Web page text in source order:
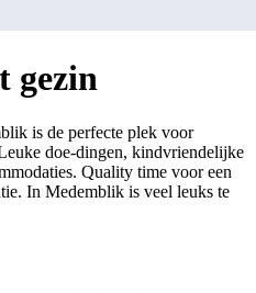
gezin
is de perfecte plek voor
doe-dingen, kindvriendelijke
Quality time voor een
In Medemblik is veel leuks te